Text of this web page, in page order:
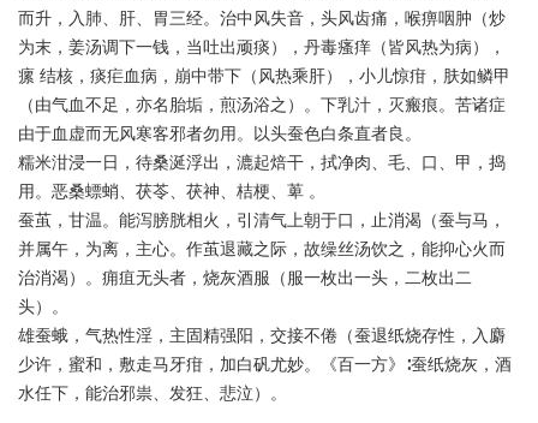
而升，入肺、肝、胃三经。治中风失音，头风齿痛，喉痹咽肿（炒
为末，姜汤调下一钱，当吐出顽痰），丹毒瘙痒（皆风热为病），
瘰 结核，痰疟血病，崩中带下（风热乘肝），小儿惊疳，肤如鳞甲
（由气血不足，亦名胎垢，煎汤浴之）。下乳汁，灭瘢痕。苦诸症
由于血虚而无风寒客邪者勿用。以头蚕色白条直者良。
糯米泔浸一日，待桑涎浮出，漉起焙干，拭净肉、毛、口、甲，捣
用。恶桑螵蛸、茯苓、茯神、桔梗、萆 。
蚕茧，甘温。能泻膀胱相火，引清气上朝于口，止消渴（蚕与马，
并属午，为离，主心。作茧退藏之际，故缲丝汤饮之，能抑心火而
治消渴）。痈疽无头者，烧灰酒服（服一枚出一头，二枚出二
头）。
雄蚕蛾，气热性淫，主固精强阳，交接不倦（蚕退纸烧存性，入麝
少许，蜜和，敷走马牙疳，加白矾尤妙。《百一方》∶蚕纸烧灰，酒
水任下，能治邪祟、发狂、悲泣）。